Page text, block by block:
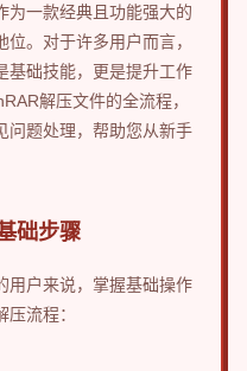
为一款经典且功能强大的
。对于许多用户而言，
基础技能，更是提升工作
解压文件的全流程，
问题处理，帮助您从新手
础步骤
用户来说，掌握基础操作
流程：